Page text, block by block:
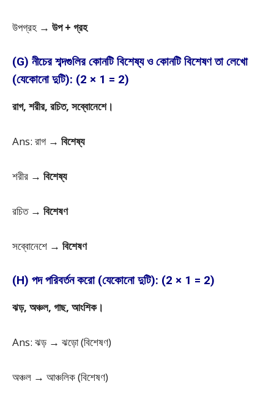
উপগ্রহ → উপ + গ্রহ
(G) নীচের শব্দগুলির কোনটি বিশেষ্য ও কোনটি বিশেষণ তা লেখো
(যেকোনো দুটি): (2 × 1 = 2)
রাগ, শরীর, রচিত, সব্বোনেশে।
Ans: রাগ → বিশেষ্য
শরীর → বিশেষ্য
রচিত → বিশেষণ
সব্বোনেশে → বিশেষণ
(H) পদ পরিবর্তন করো (যেকোনো দুটি): (2 × 1 = 2)
ঝড়, অঞ্চল, গাছ, আংশিক।
Ans: ঝড় → ঝড়ো (বিশেষণ)
অঞ্চল → আঞ্চলিক (বিশেষণ)